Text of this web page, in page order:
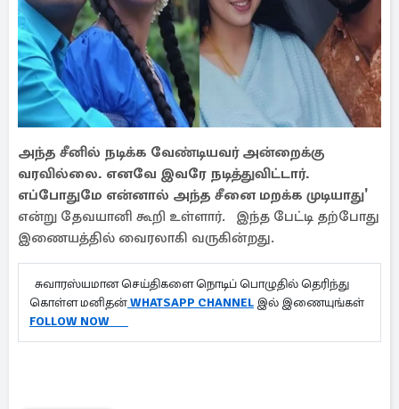
அந்த சீனில் நடிக்க வேண்டியவர் அன்றைக்கு
வரவில்லை. எனவே இவரே நடித்துவிட்டார்.
எப்போதுமே என்னால் அந்த சீனை மறக்க முடியாது'
என்று தேவயானி கூறி உள்ளார். இந்த பேட்டி தற்போது
இணையத்தில் வைரலாகி வருகின்றது.
சுவாரஸ்யமான செய்திகளை நொடிப் பொழுதில் தெரிந்து
கொள்ள மனிதன்WHATSAPP CHANNEL இல் இணையுங்கள்
FOLLOW NOW